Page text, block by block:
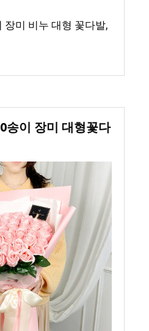
미 비누 대형 꽃다발,
송이 장미 대형꽃다